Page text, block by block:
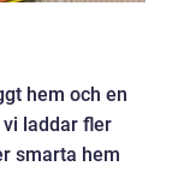
hem och en
laddar fler
smarta hem